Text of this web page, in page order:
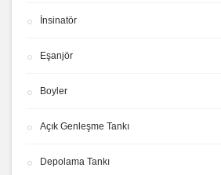
İnsinatör
Eşanjör
Boyler
Açık Genleşme Tankı
Depolama Tankı